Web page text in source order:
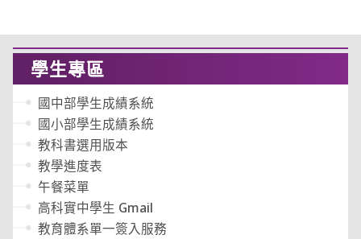
學生專區
國中部學生成績系統
國小部學生成績系統
教科書選用版本
教學進度表
午餐菜單
高科實中學生 Gmail
教育體系單一簽入服務